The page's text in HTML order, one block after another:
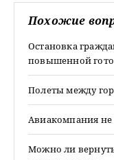
Похожие
Остановка
повышенной
Полеты между
Авиакомпания не
Можно ли